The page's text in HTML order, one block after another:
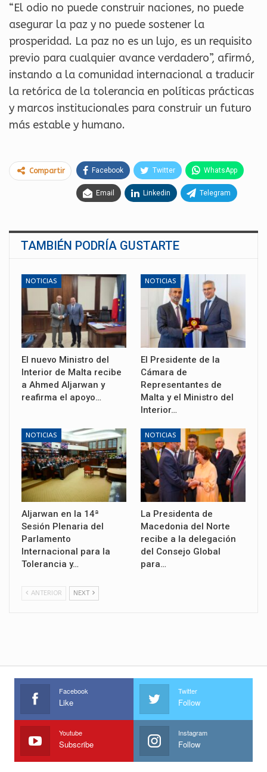
“El odio no puede construir naciones, no puede
asegurar la paz y no puede sostener la
prosperidad. La paz no es un lujo, es un requisito
previo para cualquier avance verdadero”, afirmó,
instando a la comunidad internacional a traducir
la retórica de la tolerancia en políticas prácticas
y marcos institucionales para construir un futuro
más estable y humano.
Compartir Facebook Twitter WhatsApp
Email Linkedin Telegram
TAMBIÉN PODRÍA GUSTARTE
NOTICIAS
El nuevo Ministro del
Interior de Malta recibe
a Ahmed Aljarwan y
reafirma el apoyo…
NOTICIAS
El Presidente de la
Cámara de
Representantes de
Malta y el Ministro del
Interior…
NOTICIAS
Aljarwan en la 14ª
Sesión Plenaria del
Parlamento
Internacional para la
Tolerancia y…
NOTICIAS
La Presidenta de
Macedonia del Norte
recibe a la delegación
del Consejo Global
para…
ANTERIOR NEXT
Facebook
Like
Twitter
Follow
Youtube
Subscribe
Instagram
Follow